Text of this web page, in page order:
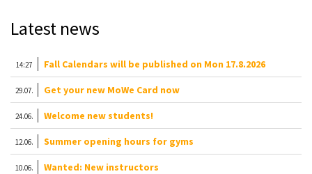
Latest news
14:27 Fall Calendars will be published on Mon 17.8.2026
29.07. Get your new MoWe Card now
24.06. Welcome new students!
12.06. Summer opening hours for gyms
10.06. Wanted: New instructors